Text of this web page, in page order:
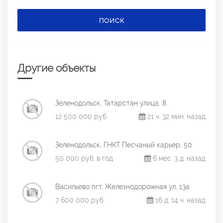
ПОИСК
Другие объекты
Зеленодольск, Татарстан улица, 8
12 500 000 руб.
21 ч. 32 мин. назад
Зеленодольск, ГНКТ Песчаный карьер, 50
50 000 руб. в год
6 мес. 3 д. назад
Васильево пгт, Железнодорожная ул, 13а
7 600 000 руб.
16 д. 14 ч. назад